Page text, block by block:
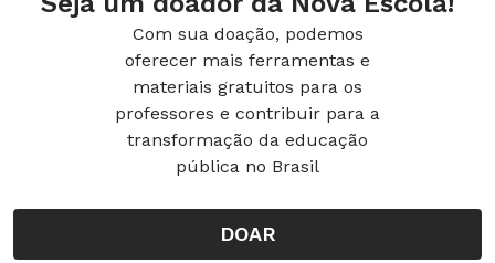
Com sua doação, podemos
oferecer mais ferramentas e
materiais gratuitos para os
professores e contribuir para a
transformação da educação
pública no Brasil
DOAR